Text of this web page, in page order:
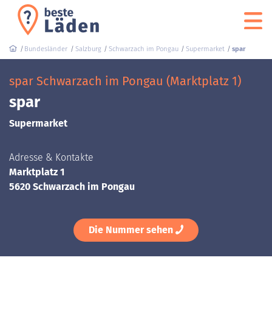
Bundesländer Salzburg Schwarzach im Pongau Supermarket spar
spar Schwarzach im Pongau (Marktplatz 1)
spar
Supermarket
Adresse & Kontakte
Marktplatz 1
5620 Schwarzach im Pongau
Die Nummer sehen